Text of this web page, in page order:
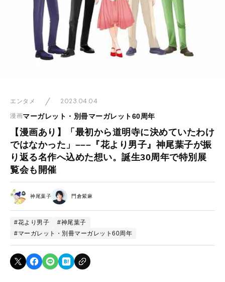
エンタメ 2023.04.04
漫画マーガレット・別冊マーガレット60周年
【漫画あり】「最初から道明寺に決めていたわけ
ではなかった」–––『花より男子』神尾葉子が振
り返る名作へ込めた想い。誕生30周年で特別展
覧会も開催
神尾葉子 門倉紫麻
#花より男子
#神尾葉子
#マーガレット・別冊マーガレット60周年